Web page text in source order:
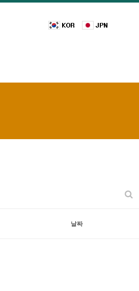
날짜